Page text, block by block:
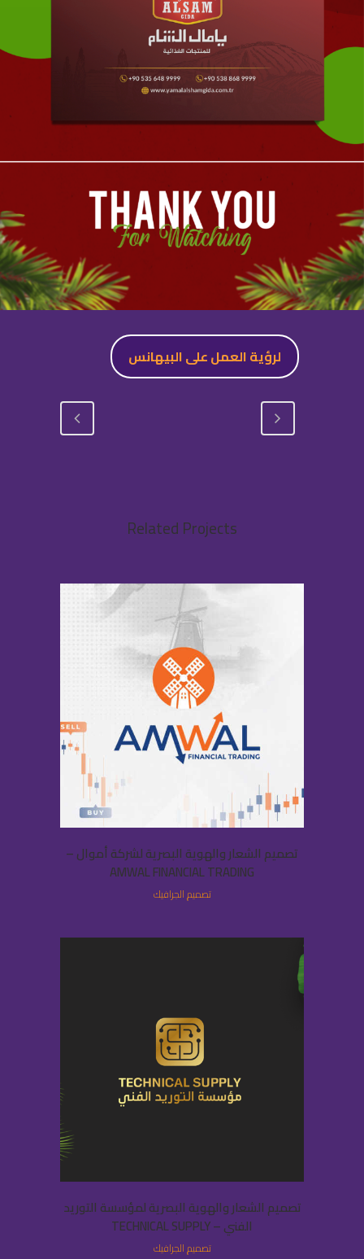
لرؤية العمل على البيهانس
Related Projects
تصميم الشعار والهوية البصرية لشركة أموال –
AMWAL FINANCIAL TRADING
تصميم الجرافيك
تصميم الشعار والهوية البصرية لمؤسسة التوريد
الفني – TECHNICAL SUPPLY
تصميم الجرافيك